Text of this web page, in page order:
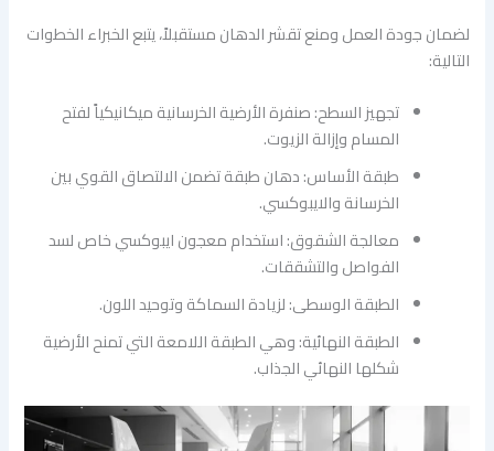
​لضمان جودة العمل ومنع تقشر الدهان مستقبلاً، يتبع الخبراء الخطوات
التالية:
​تجهيز السطح: صنفرة الأرضية الخرسانية ميكانيكياً لفتح
المسام وإزالة الزيوت.
​طبقة الأساس: دهان طبقة تضمن الالتصاق القوي بين
الخرسانة والايبوكسي.
​معالجة الشقوق: استخدام معجون ايبوكسي خاص لسد
الفواصل والتشققات.
​الطبقة الوسطى: لزيادة السماكة وتوحيد اللون.
​الطبقة النهائية: وهي الطبقة اللامعة التي تمنح الأرضية
شكلها النهائي الجذاب.